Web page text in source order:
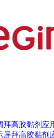
拜高胶黏剂应
屏拜高胶黏剂